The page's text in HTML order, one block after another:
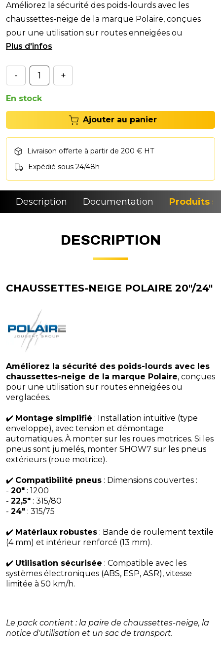
Améliorez la sécurité des poids-lourds avec les
chaussettes-neige de la marque Polaire, conçues
pour une utilisation sur routes enneigées ou
verglacée
- +
En stock
Ajouter au panier
Livraison offerte à partir de 200 € HT
Expédié sous 24/48h
Description Documentation Produits
DESCRIPTION
CHAUSSETTES-NEIGE POLAIRE 20"/24"
Améliorez la sécurité des poids-lourds avec les
chaussettes-neige de la marque Polaire, conçues
pour une utilisation sur routes enneigées ou
verglacées.
✔️ Montage simplifié : Installation intuitive (type
enveloppe), avec tension et démontage
automatiques. À monter sur les roues motrices. Si les
pneus sont jumelés, monter SHOW7 sur les pneus
extérieurs (roue motrice).
✔️ Compatibilité pneus : Dimensions couvertes :
- 20" : 1200
- 22,5" : 315/80
- 24" : 315/75
✔️ Matériaux robustes : Bande de roulement textile
(4 mm) et intérieur renforcé (13 mm).
✔️ Utilisation sécurisée : Compatible avec les
systèmes électroniques (ABS, ESP, ASR), vitesse
limitée à 50 km/h.
Le pack contient : la paire de chaussettes-neige, la
notice d'utilisation et un sac de transport.